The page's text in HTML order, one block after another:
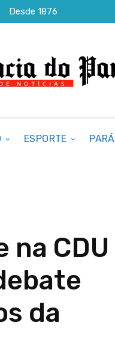
Desde 1876
ESPORTE PARÁ
na CDU
da